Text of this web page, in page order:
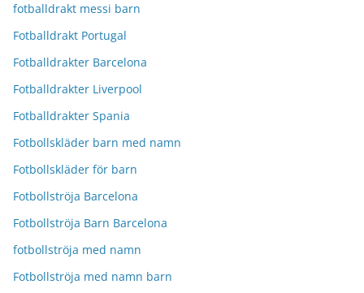
fotballdrakt messi barn
Fotballdrakt Portugal
Fotballdrakter Barcelona
Fotballdrakter Liverpool
Fotballdrakter Spania
Fotbollskläder barn med namn
Fotbollskläder för barn
Fotbollströja Barcelona
Fotbollströja Barn Barcelona
fotbollströja med namn
Fotbollströja med namn barn